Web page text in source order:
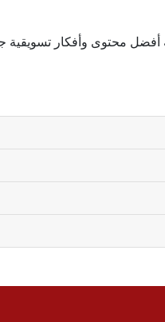
محتوى وأفكار تسويقية